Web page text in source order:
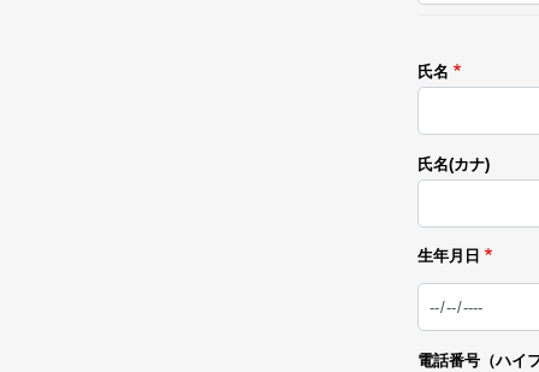
氏名
氏名(カナ)
生年月日
日
付
電話番号（ハイ